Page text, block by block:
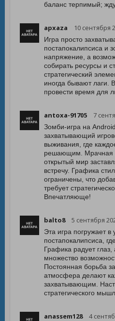
баланс терпимый;
apxaza 10 сентября
Игра просто
постапокалипсиса и
напряжение, а
собирать ресурсы и
стратегический
иногда бывают лаги.
провести время для
antoxa-91705 7
Зомби-игра на
захватывающий
выживания, где
решающим. Мрачная
открытый мир
встречу. Графика
ограничены, что
требует
Впечатляюще!
balto8 5 сентября
Эта игра погружает
постапокалипсиса,
Графика радует
множество
Постоянная борьба
атмосфера делают
захватывающим.
стратегического
anassem128 4